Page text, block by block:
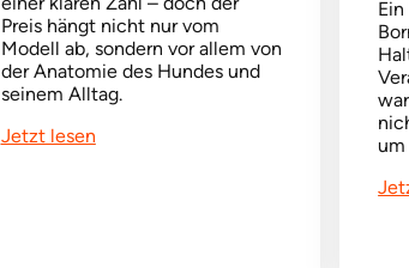
Preis hängt nicht nur vom
Modell ab, sondern vor allem von
der Anatomie des Hundes und
seinem Alltag.
Jetzt lesen